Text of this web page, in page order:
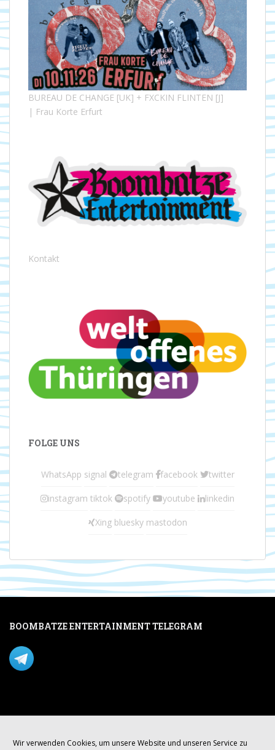
Wir verwenden Cookies, um unsere Website und unseren Service zu
BUREAU DE CHANGE [UK] + FXCKIN FLINTEN [J]
| Frau Korte Erfurt
Kontakt
FOLGE UNS
WhatsApp signal telegram facebook twitter
instagram tiktok spotify youtube linkedin
Xing bluesky mastodon
BOOMBATZE ENTERTAINMENT TELEGRAM